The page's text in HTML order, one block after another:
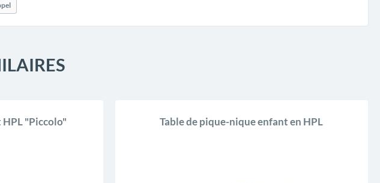
"Piccolo" Table de pique-nique enfant en HPL